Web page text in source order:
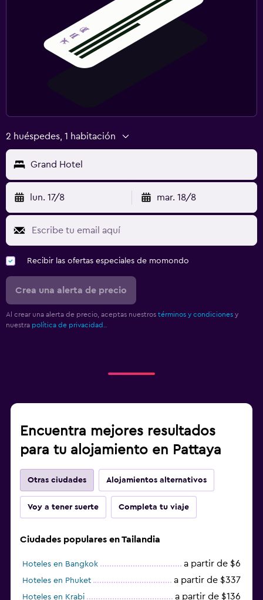
2 huéspedes, 1 habitación
Grand Hotel
lun. 17/8 mar. 18/8
Recibir las ofertas especiales de momondo
Crea una alerta de precio
Al crear una alerta de precio, aceptas nuestros términos y condiciones y
nuestra política de privacidad.
Encuentra mejores resultados
para tu alojamiento en Pattaya
Otras ciudades Alojamientos alternativos
Voy a tener suerte Completa tu viaje
Ciudades populares en Tailandia
Hoteles en Bangkok a partir de $6
Hoteles en Phuket a partir de $337
Hoteles en Krabi a partir de $136